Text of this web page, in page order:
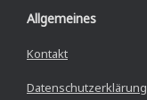
Allgemeines
Kontakt
Datenschutzerklärung